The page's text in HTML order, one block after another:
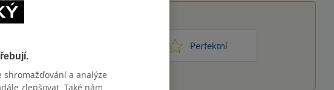
Perfektní
a analýze
zlepšovat. Také nám